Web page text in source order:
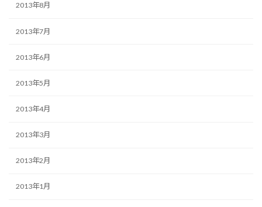
2013年8月
2013年7月
2013年6月
2013年5月
2013年4月
2013年3月
2013年2月
2013年1月